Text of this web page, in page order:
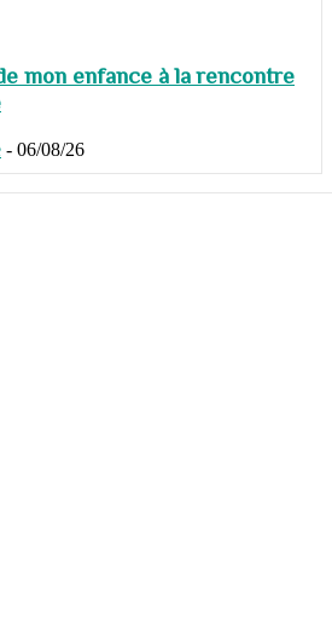
mon enfance à la rencontre
- 06/08/26